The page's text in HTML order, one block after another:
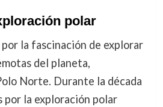
polar
la fascinación de explorar
del planeta,
Norte. Durante la década
la exploración polar